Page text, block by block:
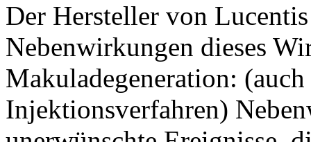
Der Hersteller von
Nebenwirkungen dieses
Makuladegeneration:
Injektionsverfahren)